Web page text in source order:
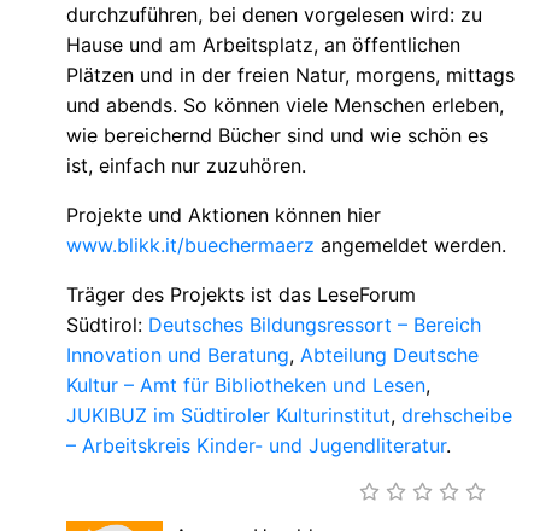
durchzuführen, bei denen vorgelesen wird: zu
Hause und am Arbeitsplatz, an öffentlichen
Plätzen und in der freien Natur, morgens, mittags
und abends. So können viele Menschen erleben,
wie bereichernd Bücher sind und wie schön es
ist, einfach nur zuzuhören.
Projekte und Aktionen können hier
www.blikk.it/buechermaerz angemeldet werden.
Träger des Projekts ist das LeseForum
Südtirol: Deutsches Bildungsressort – Bereich
Innovation und Beratung, Abteilung Deutsche
Kultur – Amt für Bibliotheken und Lesen,
JUKIBUZ im Südtiroler Kulturinstitut, drehscheibe
– Arbeitskreis Kinder- und Jugendliteratur.